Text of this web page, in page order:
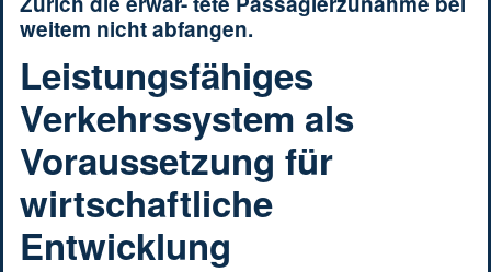
weitem nicht abfangen.
Leistungsfähiges
Verkehrssystem als
Voraussetzung für
wirtschaftliche
Entwicklung